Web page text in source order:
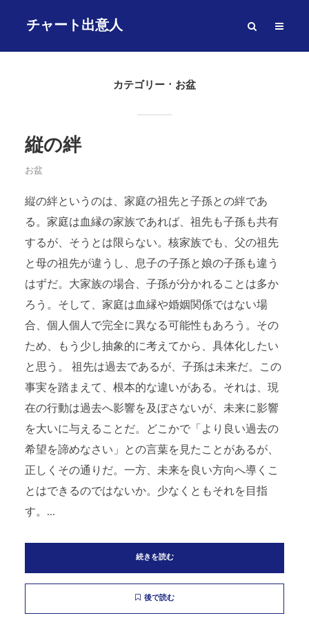
チャート出意人
カテゴリー お盆
縦の絆
お盆
縦の絆というのは、家庭の祖先と子孫との絆であ
る。家庭は血縁の家族であれば、祖先も子孫も共有
するが、そうとは限らない。核家族でも、父の祖先
と母の祖先が違うし、息子の子孫と娘の子孫も違う
はずだ。大家族の場合、子孫が分かれることは多か
ろう。そして、家庭は血縁や婚姻関係ではない場
合、個人個人で完全に異なる可能性もあろう。その
ため、もう少し抽象的に考えてから、具体化したい
と思う。 祖先は過去であるが、子孫は未来だ。この
事実を踏まえて、根本的な違いがある。それは、現
在の行動は過去へ影響を及ぼさないが、未来に影響
を大いに与えることだ。どこかで「より良い過去の
希望を諦めなさい」との言葉を見たことがあるが、
正しくその通りだ。一方、未来を良い方向へ導くこ
とはできるのではないか。少なくともそれを目指
す。...
続きを読む
後で読む